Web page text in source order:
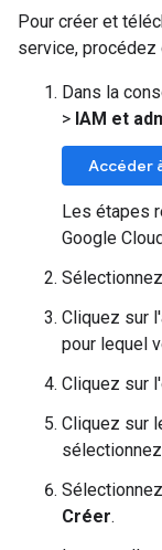
Pour créer et
service, procédez
Dans la
> IAM et
Accéder
Les étapes
Google
Cliquez sur
pour lequel
Cliquez sur
Cliquez sur
sélectionnez
Créer.